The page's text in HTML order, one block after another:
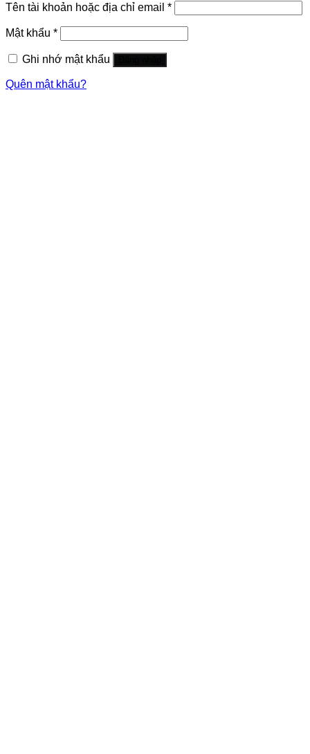
Tên tài khoản hoặc địa chỉ email *
Mật khẩu *
Ghi nhớ mật khẩu
Quên mật khẩu?